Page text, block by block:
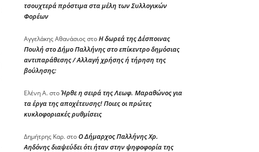
τσουχτερά πρόστιμα στα μέλη των Συλλογικών
Φορέων
Αγγελάκης ΑθανάσιοςστοΗ δωρεά της Δέσποινας
Πουλή στο Δήμο Παλλήνης στο επίκεντρο δημόσιας
αντιπαράθεσης / Αλλαγή χρήσης ή τήρηση της
βούλησης;
Ελένη Α.στοΉρθε η σειρά της Λεωφ. Μαραθώνος για
τα έργα της αποχέτευσης! Ποιες οι πρώτες
κυκλοφοριακές ρυθμίσεις
Δημήτρης Καρ.στοΟ Δήμαρχος Παλλήνης Χρ.
Αηδόνης διαψεύδει ότι ήταν στην ψηφοφορία της